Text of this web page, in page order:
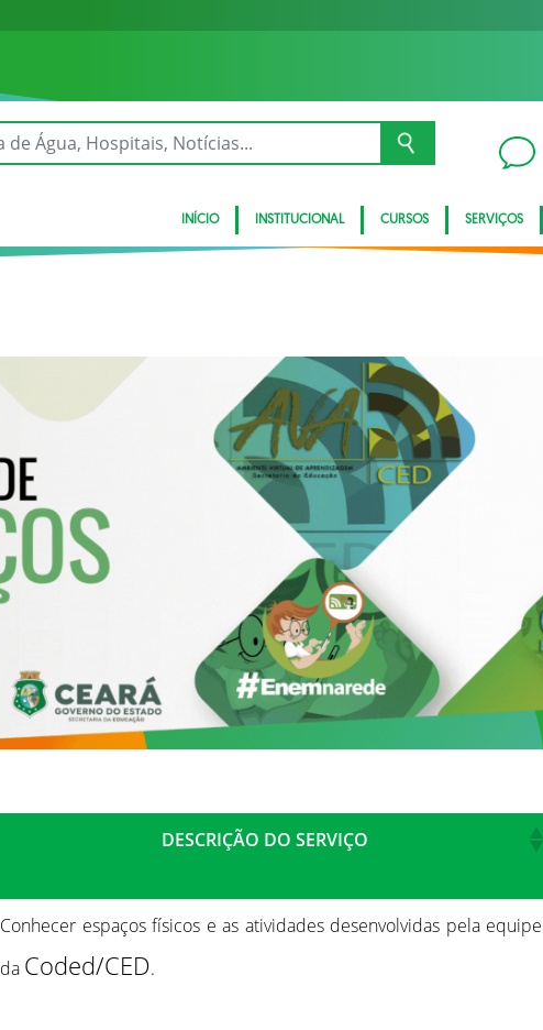
INÍCIO INSTITUCIONAL CURSOS SERVIÇOS
DESCRIÇÃO DO SERVIÇO
Conhecer espaços físicos e as atividades desenvolvidas pela equipe
da Coded/CED.